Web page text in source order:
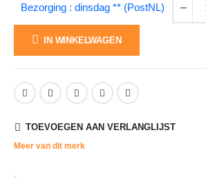
Bezorging : dinsdag ** (PostNL)
IN WINKELWAGEN
TOEVOEGEN AAN VERLANGLIJST
Meer van dit merk